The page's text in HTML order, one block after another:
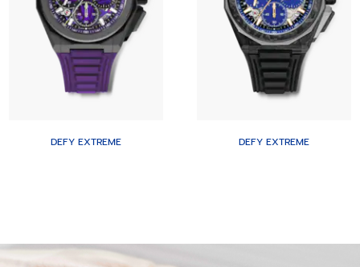
DEFY EXTREME DEFY EXTREME